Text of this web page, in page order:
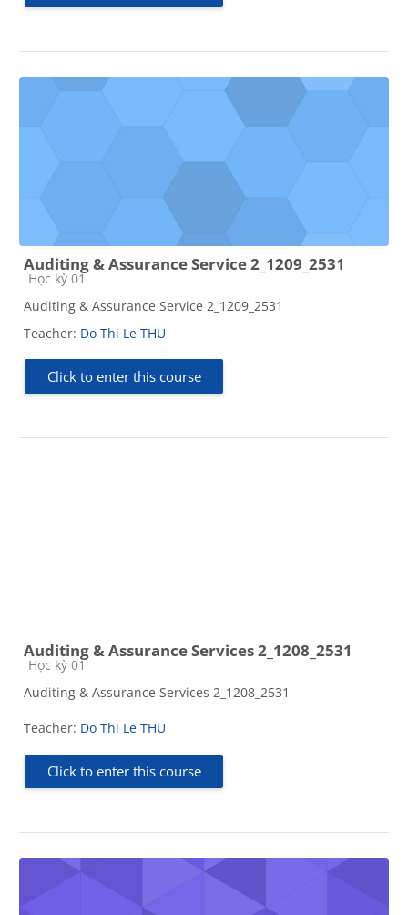
Auditing & Assurance Service 2_1209_2531
Course category
Học kỳ 01
Auditing & Assurance Service 2_1209_2531
Teacher: Do Thi Le THU
Click to enter this course
Auditing & Assurance Services 2_1208_2531
Course category
Học kỳ 01
Auditing & Assurance Services 2_1208_2531
Teacher: Do Thi Le THU
Click to enter this course